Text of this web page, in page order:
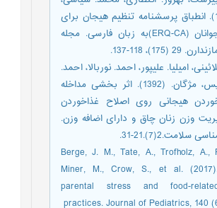
(1398). انطباق پرسشنامه تنظیم هیجان برای
کودکان و نوجوانان (ERQ-CA)به زبان فارسی. مجله
118-137.
امیلیا. علیپور، احمد. نوربالا، احمد.
علی. آگاه هریس، مژگان. (1392). اثر بخشی مداخله
هیجانی روی اصلاح غذاخوردن
وزن زنان چاق و دارای اضافه وزن.
سلامت.2(7).21-31.
Berge, J. M., Tate, A., Trofholz, A.,
Miner, M., Crow, S., et al.
parental stress and food-
practices. Journal of Pediatrics, 140